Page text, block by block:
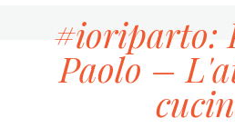
#ioriparto:
Paolo –